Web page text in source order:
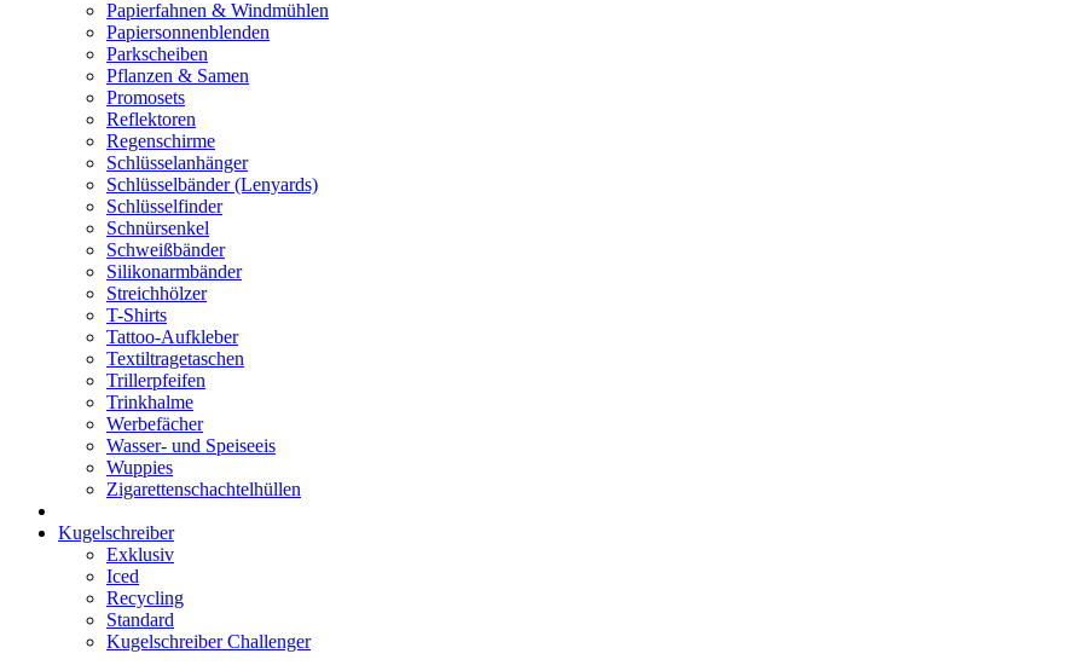
Papierfahnen & Windmühlen
Papiersonnenblenden
Parkscheiben
Pflanzen & Samen
Promosets
Reflektoren
Regenschirme
Schlüsselanhänger
Schlüsselbänder (Lenyards)
Schlüsselfinder
Schnürsenkel
Schweißbänder
Silikonarmbänder
Streichhölzer
T-Shirts
Tattoo-Aufkleber
Textiltragetaschen
Trillerpfeifen
Trinkhalme
Werbefächer
Wasser- und Speiseeis
Wuppies
Zigarettenschachtelhüllen
Kugelschreiber
Exklusiv
Iced
Recycling
Standard
Kugelschreiber Challenger